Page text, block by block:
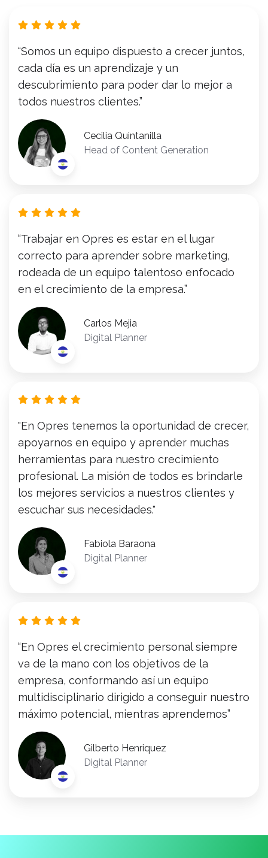
“Somos un equipo dispuesto a crecer juntos,
cada día es un aprendizaje y un
descubrimiento para poder dar lo mejor a
todos nuestros clientes.”
Cecilia Quintanilla
Head of Content Generation
“Trabajar en Opres es estar en el lugar
correcto para aprender sobre marketing,
rodeada de un equipo talentoso enfocado
en el crecimiento de la empresa.”
Carlos Mejia
Digital Planner
"En Opres tenemos la oportunidad de crecer,
apoyarnos en equipo y aprender muchas
herramientas para nuestro crecimiento
profesional. La misión de todos es brindarle
los mejores servicios a nuestros clientes y
escuchar sus necesidades."
Fabiola Baraona
Digital Planner
“En Opres el crecimiento personal siempre
va de la mano con los objetivos de la
empresa, conformando así un equipo
multidisciplinario dirigido a conseguir nuestro
máximo potencial, mientras aprendemos”
Gilberto Henriquez
Digital Planner